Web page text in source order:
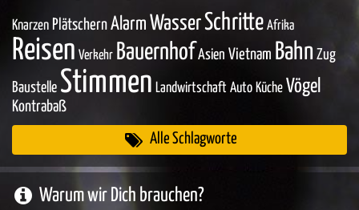
Knarzen Plätschern Alarm WasserSchritte Afrika
Reisen Verkehr Bauernhof Asien Vietnam Bahn Zug
Baustelle Stimmen Landwirtschaft Auto Küche Vögel
Kontrabaß
Alle Schlagworte
Warum wir Dich brauchen?